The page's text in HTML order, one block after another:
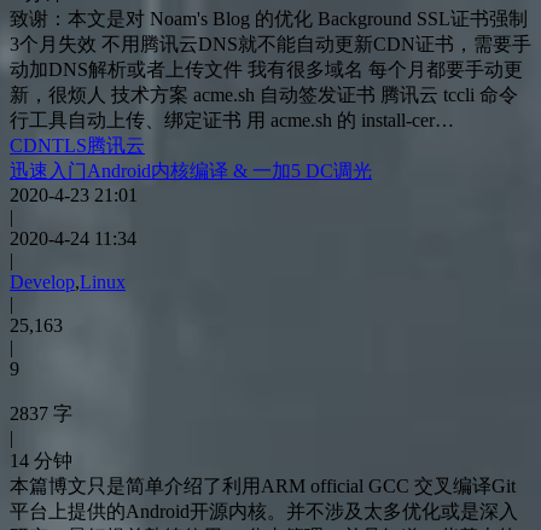
致谢：本文是对 Noam's Blog 的优化 Background SSL证书强制
3个月失效 不用腾讯云DNS就不能自动更新CDN证书，需要手
动加DNS解析或者上传文件 我有很多域名 每个月都要手动更
新，很烦人 技术方案 acme.sh 自动签发证书 腾讯云 tccli 命令
行工具自动上传、绑定证书 用 acme.sh 的 install-cer…
CDNTLS 腾讯云
迅速入门Android内核编译 & 一加5 DC调光
2020-4-23 21:01
|
2020-4-24 11:34
|
Develop,Linux
|
25,163
|
9
2837 字
|
14 分钟
本篇博文只是简单介绍了利用ARM official GCC 交叉编译Git
平台上提供的Android开源内核。并不涉及太多优化或是深入